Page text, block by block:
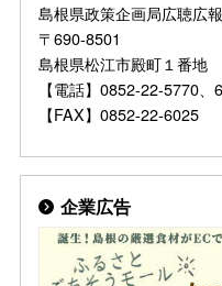
島根県政策企画局広聴広
〒690-8501
島根県松江市殿町１
【電話】0852-22-5770、
【FAX】0852-22-6025
企業広告